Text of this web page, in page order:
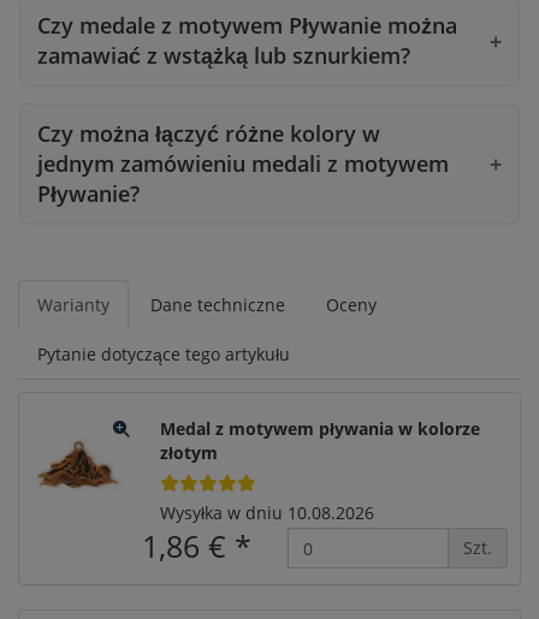
Czy medale z motywem Pływanie można
zamawiać z wstążką lub sznurkiem?
Czy można łączyć różne kolory w
jednym zamówieniu medali z motywem
Pływanie?
Warianty Dane techniczne Oceny
Pytanie dotyczące tego artykułu
Medal z motywem pływania w kolorze
złotym
Wysyłka w dniu 10.08.2026
1,86 € * Szt.